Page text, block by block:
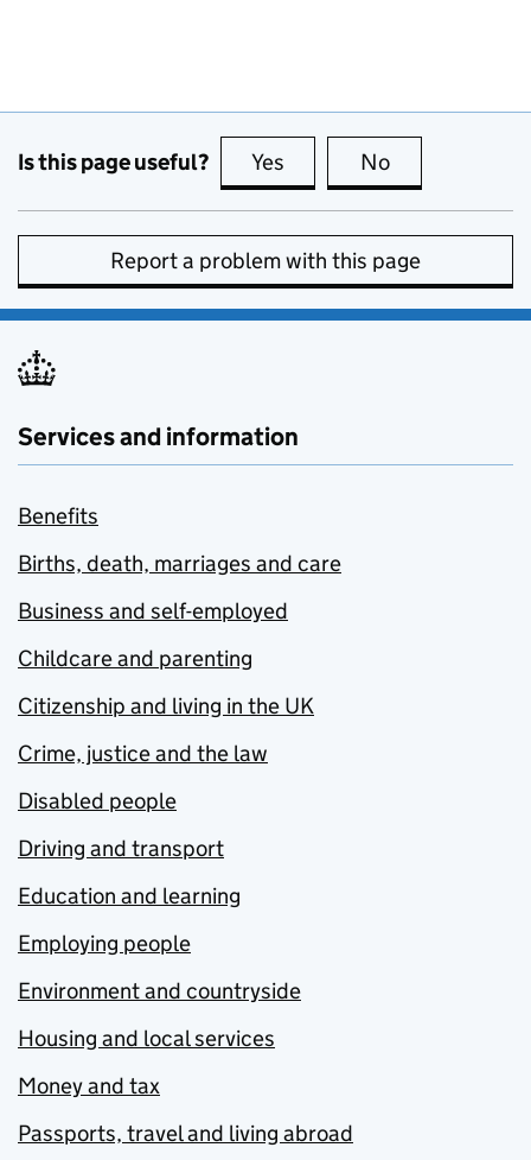
Is this page useful? Yes this page is useful
No
Report a problem with this page
Services and information
Benefits
Births, death, marriages and care
Business and self-employed
Childcare and parenting
Citizenship and living in the UK
Crime, justice and the law
Disabled people
Driving and transport
Education and learning
Employing people
Environment and countryside
Housing and local services
Money and tax
Passports, travel and living abroad